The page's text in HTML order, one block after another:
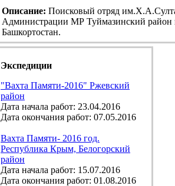
Описание: Поисковый отряд
Администрации МР Туймазинский район
Башкортостан.
Экспедиции
"Вахта Памяти-2016" Ржевский
район
Дата начала работ: 23.04.2016
Дата окончания работ: 07.05.2016
Вахта Памяти- 2016 год.
Республика Крым, Белогорский
район
Дата начала работ: 15.07.2016
Дата окончания работ: 01.08.2016